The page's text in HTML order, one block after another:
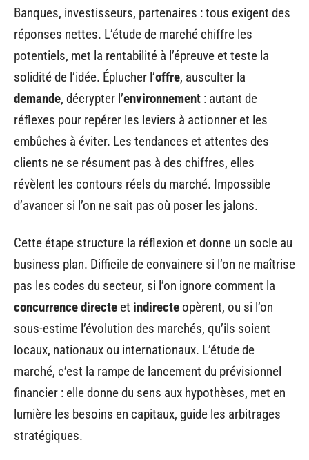
Banques, investisseurs, partenaires : tous exigent des
réponses nettes. L’étude de marché chiffre les
potentiels, met la rentabilité à l’épreuve et teste la
solidité de l’idée. Éplucher l’offre, ausculter la
demande, décrypter l’environnement : autant de
réflexes pour repérer les leviers à actionner et les
embûches à éviter. Les tendances et attentes des
clients ne se résument pas à des chiffres, elles
révèlent les contours réels du marché. Impossible
d’avancer si l’on ne sait pas où poser les jalons.
Cette étape structure la réflexion et donne un socle au
business plan. Difficile de convaincre si l’on ne maîtrise
pas les codes du secteur, si l’on ignore comment la
concurrence directe et indirecte opèrent, ou si l’on
sous-estime l’évolution des marchés, qu’ils soient
locaux, nationaux ou internationaux. L’étude de
marché, c’est la rampe de lancement du prévisionnel
financier : elle donne du sens aux hypothèses, met en
lumière les besoins en capitaux, guide les arbitrages
stratégiques.